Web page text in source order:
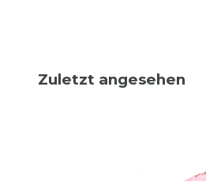
Zuletzt angesehen